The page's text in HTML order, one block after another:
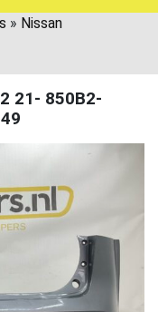
» Nissan
21- 850B2-